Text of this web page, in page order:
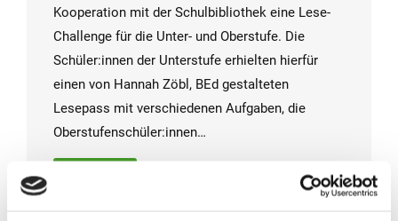
Kooperation mit der Schulbibliothek eine Lese-
Challenge für die Unter- und Oberstufe. Die
Schüler:innen der Unterstufe erhielten hierfür
einen von Hannah Zöbl, BEd gestalteten
Lesepass mit verschiedenen Aufgaben, die
Oberstufenschüler:innen…